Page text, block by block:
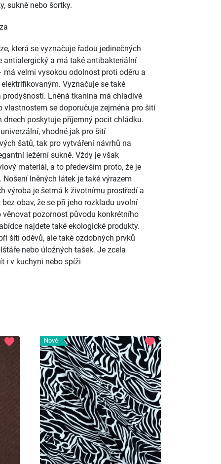
sukně nebo šortky.
která se vyznačuje řadou jedinečných
antialergický a má také antibakteriální
velmi vysokou odolnost proti oděru a
Vyznačuje se také
Lněná tkanina má chladivé
vlastnostem se doporučuje zejména pro šití
dnech poskytuje příjemný pocit chládku.
vhodné jak pro šití
šatů, tak pro vytváření návrhů na
ležérní sukně. Vždy je však
materiál, a to především proto, že je
lněných látek je také výrazem
výroba je šetrná k životnímu prostředí a
obav, že se při jeho rozkladu uvolní
pozornost původu konkrétního
najdete také ekologické produkty.
šití oděvů, ale také ozdobných prvků
nebo úložných tašek. Je zcela
i v kuchyni nebo spíži
favorite Nové favorite